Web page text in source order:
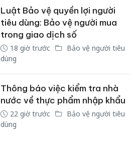
Luật Bảo vệ quyền lợi người
tiêu dùng: Bảo vệ người mua
trong giao dịch số
18 giờ trước
Bảo vệ người tiêu
dùng
Thông báo việc kiểm tra nhà
nước về thực phẩm nhập khẩu
22 giờ trước
Bảo vệ người tiêu
dùng